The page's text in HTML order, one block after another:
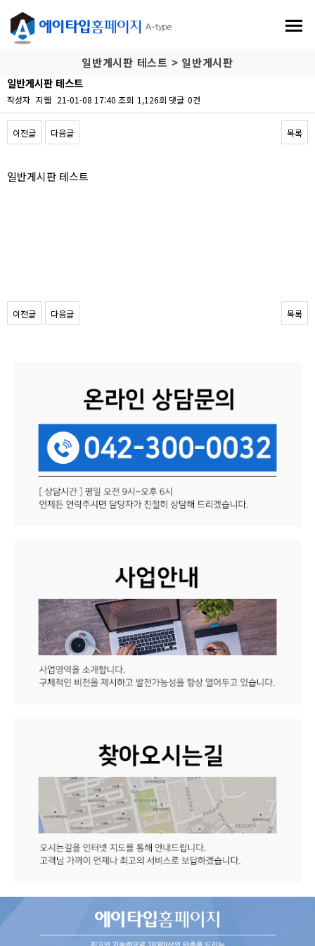
일반게시판 테스트 > 일반게시판
일반게시판 테스트
작성자 지웹 21-01-08 17:40 조회 1,126회 댓글 0건
이전글 다음글 목록
일반게시판 테스트
이전글 다음글 목록